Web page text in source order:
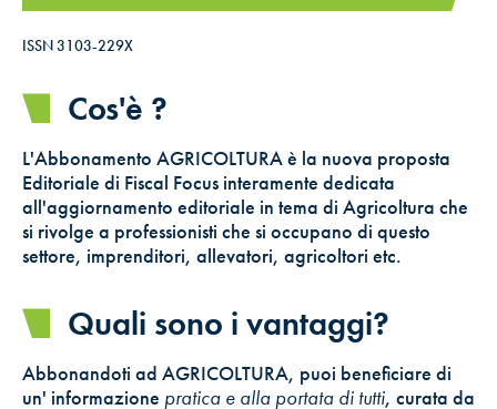
ISSN 3103-229X
Cos'è ?
L'Abbonamento AGRICOLTURA è la nuova proposta
Editoriale di Fiscal Focus interamente dedicata
all'aggiornamento editoriale in tema di Agricoltura che
si rivolge a professionisti che si occupano di questo
settore, imprenditori, allevatori, agricoltori etc.
Quali sono i vantaggi?
Abbonandoti ad AGRICOLTURA, puoi beneficiare di
un' informazione pratica e alla portata di tutti, curata da